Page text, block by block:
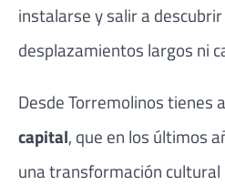
instalarse y salir a
desplazamientos largos ni
Desde Torremolinos tienes
capital, que en los últimos
una transformación cultural